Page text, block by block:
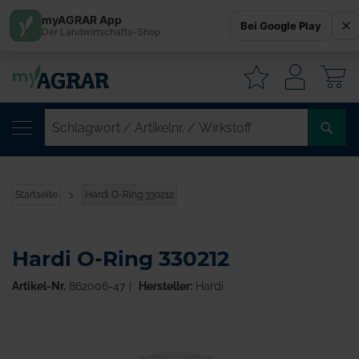
Startseite Hardi O-Ring 330212
Hardi O-Ring 330212
Artikel-Nr. 862006-47 Hersteller:Hardi
myAGRAR App
Der Landwirtschafts-Shop Bei Google Play